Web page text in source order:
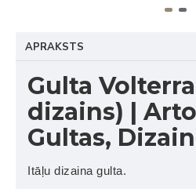
APRAKSTS
Gulta
dizains) |
Gultas,
Itāļu dizaina gulta.